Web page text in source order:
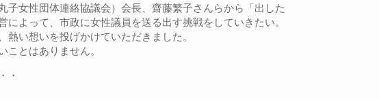
子女性団体連絡協議会）会長、齋藤繁子さんらから「出した
よって、市政に女性議員を送る出す挑戦をしていきたい。
い想いを投げかけていただきました。
とはありません。
・